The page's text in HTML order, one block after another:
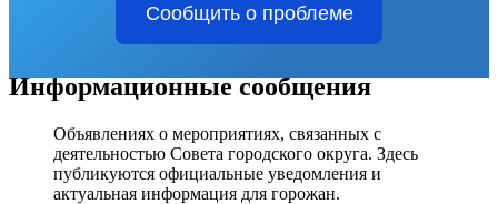
Сообщить о проблеме
Информационные сообщения
Объявлениях о мероприятиях, связанных с
деятельностью Совета городского округа. Здесь
публикуются официальные уведомления и
актуальная информация для горожан.